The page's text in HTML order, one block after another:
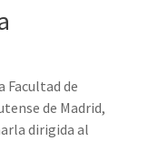
Facultad de
de Madrid,
dirigida al